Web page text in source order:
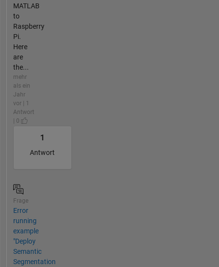
MATLAB
to
Raspberry
Pi.
Here
are
the...
mehr
als ein
Jahr
vor | 1
Antwort
| 0
1
Antwort
Frage
Error
running
example
"Deploy
Semantic
Segmentation